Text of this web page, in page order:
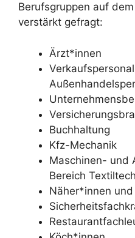
Berufsgruppen auf
verstärkt gefragt:
Ärzt*innen
Buchhaltung
Kfz-Mechanik
Maschinen- und
Bereich
Näher*innen